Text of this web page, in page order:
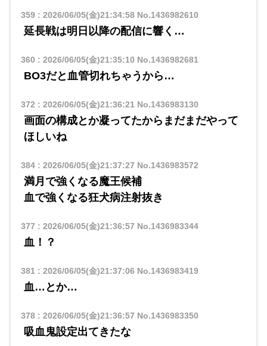
359: 2026/06/05(金)21:34:58No.1436982610
延長戦は明日以降の配信に響く…
360 : 2026/06/05(金)21:35:10 No.1436982681
BO3だと血管切れちゃうから…
372 : 2026/06/05(金)21:36:21 No.1436983130
画面の構成とか凝ってたからまだまだやって
ほしいね
384: 2026/06/05(金)21:37:27 No.1436983572
満月で強くなる魔王候補
血で強くなる狂犬病注射抜き
377 : 2026/06/05(金)21:36:57 No.1436983344
血！？
381 : 2026/06/05(金)21:37:06 No.1436983419
血…とか…
378: 2026/06/05(金)21:36:57 No.1436983350
吸血鬼設定出てきたな